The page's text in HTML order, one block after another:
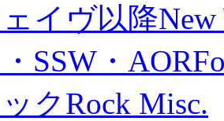
イヴ以降New
SSW・AOR
クRock Misc.